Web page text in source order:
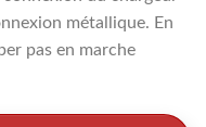
métallique. En
pas en marche